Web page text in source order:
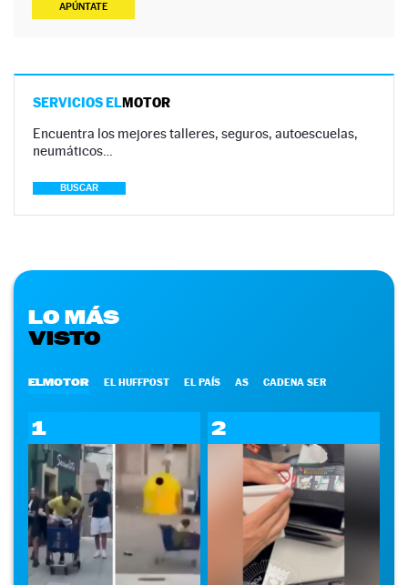
APÚNTATE
SERVICIOS ELMOTOR
Encuentra los mejores talleres, seguros, autoescuelas,
neumáticos…
BUSCAR
LO MÁS
VISTO
ELMOTOR EL HUFFPOST EL PAÍS AS CADENA SER
1 2